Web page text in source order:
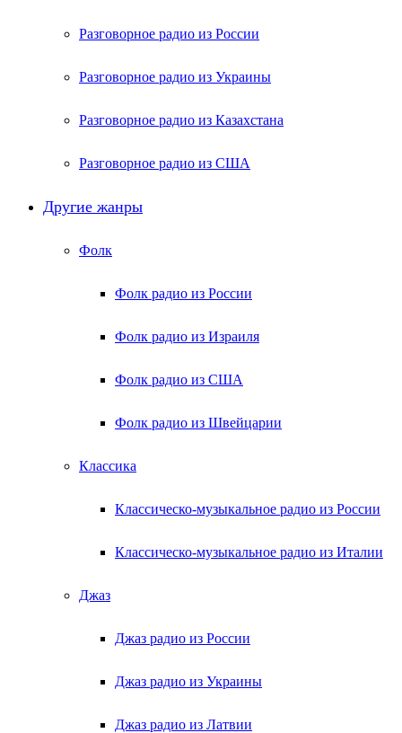
Разговорное радио из России
Разговорное радио из Украины
Разговорное радио из Казахстана
Разговорное радио из США
Другие жанры
Фолк
Фолк радио из России
Фолк радио из Израиля
Фолк радио из США
Фолк радио из Швейцарии
Классика
Классическо-музыкальное радио из России
Классическо-музыкальное радио из Италии
Джаз
Джаз радио из России
Джаз радио из Украины
Джаз радио из Латвии